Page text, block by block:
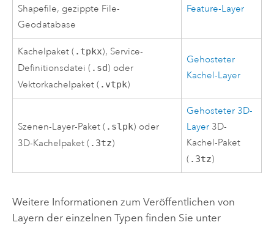
Shapefile, gezippte File-
Geodatabase
Feature-Layer
Kachelpaket ( .tpkx), Service-
Definitionsdatei ( .sd) oder
Vektorkachelpaket ( .vtpk)
Gehosteter
Kachel-Layer
Szenen-Layer-Paket ( .slpk) oder
3D-Kachelpaket ( .3tz)
Gehosteter 3D-
Layer 3D-
Kachel-Paket
( .3tz)
Weitere Informationen zum Veröffentlichen von
Layern der einzelnen Typen finden Sie unter